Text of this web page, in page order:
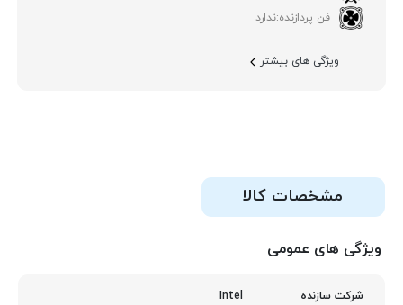
فن پردازنده:ندارد
ویژگی های بیشتر
مشخصات کالا
ویژگی های عمومی
شرکت سازنده Intel